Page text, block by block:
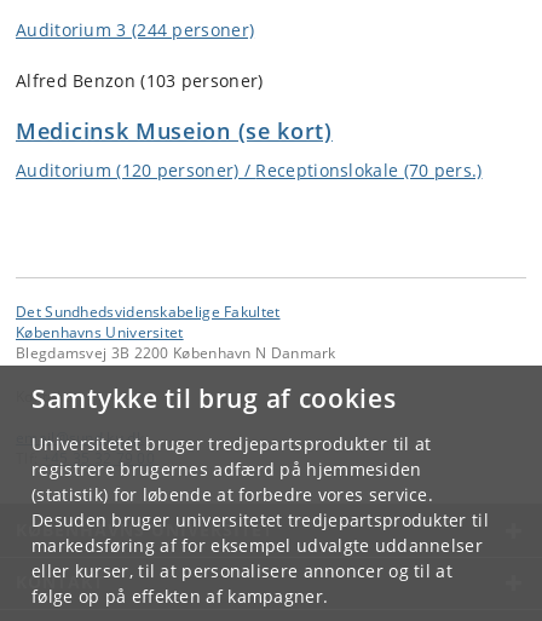
Samtykke til brug af cookies
Universitetet bruger tredjepartsprodukter til at
registrere brugernes adfærd på hjemmesiden
(statistik) for løbende at forbedre vores service.
Desuden bruger universitetet tredjepartsprodukter til
markedsføring af for eksempel udvalgte uddannelser
eller kurser, til at personalisere annoncer og til at
følge op på effekten af kampagner.
Auditorium 3 (244 personer)
Alfred Benzon (103 personer)
Medicinsk Museion (se kort)
Auditorium (120 personer) / Receptionslokale (70 pers.)
Det Sundhedsvidenskabelige Fakultet
Københavns Universitet
Blegdamsvej 3B 2200 København N Danmark
Kontakt:
email @sund.ku.dk
KØBENHAVNS UNIVERSITET
KONTAKT